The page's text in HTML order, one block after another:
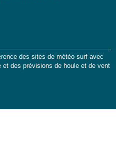
des sites de météo surf avec
des prévisions de houle et de vent